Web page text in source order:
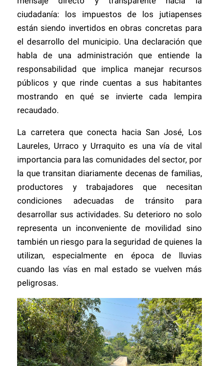
ciudadanía: los impuestos de los jutiapenses
están siendo invertidos en obras concretas para
el desarrollo del municipio. Una declaración que
habla de una administración que entiende la
responsabilidad que implica manejar recursos
públicos y que rinde cuentas a sus habitantes
mostrando en qué se invierte cada lempira
recaudado.
La carretera que conecta hacia San José, Los
Laureles, Urraco y Urraquito es una vía de vital
importancia para las comunidades del sector, por
la que transitan diariamente decenas de familias,
productores y trabajadores que necesitan
condiciones adecuadas de tránsito para
desarrollar sus actividades. Su deterioro no solo
representa un inconveniente de movilidad sino
también un riesgo para la seguridad de quienes la
utilizan, especialmente en época de lluvias
cuando las vías en mal estado se vuelven más
peligrosas.